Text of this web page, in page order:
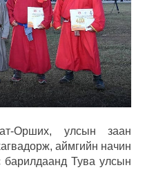
Орших, улсын заан
аймгийн начин
барилдаанд Тува улсын